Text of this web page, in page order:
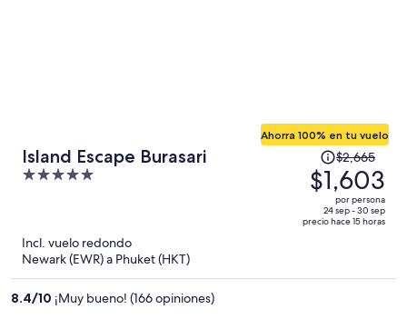
Island Escape Burasari
5
5
Ahorra 100% en tu vuelo
precio
era
de
$2,665
$2,665
$1,603
por persona
24 sep - 30 sep
precio hace 15 horas
Incl. vuelo redondo
Newark (EWR) a Phuket (HKT)
8.4/10 ¡Muy bueno! (166 opiniones)